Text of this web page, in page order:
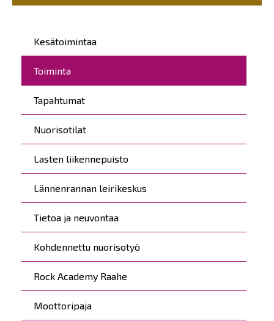
Päävalikko
Kesätoimintaa
Toiminta
Tapahtumat
Nuorisotilat
Lasten liikennepuisto
Lännenrannan leirikeskus
Tietoa ja neuvontaa
Kohdennettu nuorisotyö
Rock Academy Raahe
Moottoripaja